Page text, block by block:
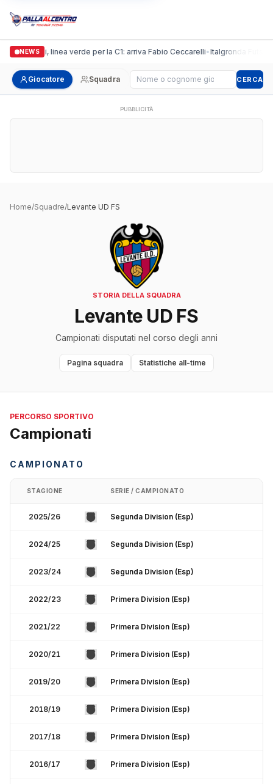
NEWS
Casalguidi, linea verde per la C1: arriva Fabio Ceccarelli•Italgronda Futsal
Giocatore Squadra Cerca giocatore CERCA
PUBBLICITÀ
Home/Squadre/Levante UD FS
STORIA DELLA SQUADRA
Levante UD FS
Campionati disputati nel corso degli anni
Pagina squadra Statistiche all-time
PERCORSO SPORTIVO
Campionati
CAMPIONATO
STAGIONE SERIE / CAMPIONATO
2025/26 Segunda Division (Esp)
2024/25 Segunda Division (Esp)
2023/24 Segunda Division (Esp)
2022/23 Primera Division (Esp)
2021/22 Primera Division (Esp)
2020/21 Primera Division (Esp)
2019/20 Primera Division (Esp)
2018/19 Primera Division (Esp)
2017/18 Primera Division (Esp)
2016/17 Primera Division (Esp)